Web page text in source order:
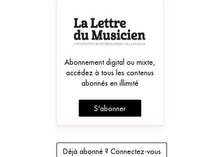
Abonnement digital ou mixte,
accédez à tous les contenus
abonnés en illimité
S'abonner
Déjà abonné ? Connectez-vous